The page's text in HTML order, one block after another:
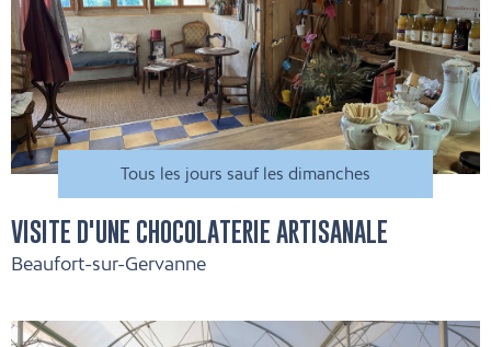
Tous les jours sauf les dimanches
VISITE D'UNE CHOCOLATERIE ARTISANALE
Beaufort-sur-Gervanne